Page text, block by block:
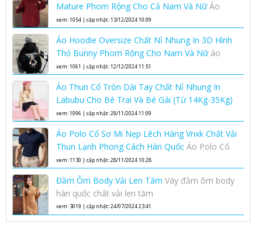
Mature Phom Rộng Cho Cả Nam Và NữÁo
hoodie unisex phom rộng chất nỉ nhung áo
xem: 1054 | cập nhật: 13/12/2024 10:09
Áo Hoodie Oversize Chất Nỉ Nhung In 3D Hình
Thỏ Bunny Phom Rộng Cho Nam Và Nữ áo
hoodie oversize nam nữ chất nỉ nhung cao cấp
xem: 1061 | cập nhật: 12/12/2024 11:51
Áo Thun Cổ Tròn Dài Tay Chất Nỉ Nhung In
Labubu Cho Bé Trai Và Bé Gái (Từ 14Kg-35Kg)
Kiểu Bo Gấu Bo Tay Phong Cách Hàn Quốc
xem: 1096 | cập nhật: 28/11/2024 11:09
Áo Polo Cổ Sơ Mi Nẹp Lêch Hàng Vnxk Chất Vải
Thun Lạnh Phong Cách Hàn Quốc Áo Polo Cổ
Sơ Mi Nẹp Lêch Hàng Vnxk Chất Vải Thun Lạnh
xem: 1130 | cập nhật: 28/11/2024 10:28
Đầm Ôm Body Vải Len Tăm Váy đầm ôm body
hàn quốc chất vải len tăm
xem: 3019 | cập nhật: 24/07/2024 23:41